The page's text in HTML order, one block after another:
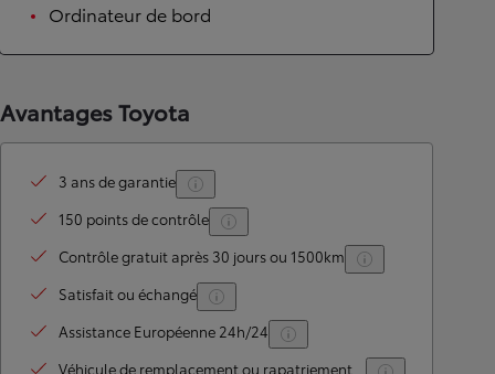
Ordinateur de bord
Avantages Toyota
3 ans de garantie
150 points de contrôle
Contrôle gratuit après 30 jours ou 1500km
Satisfait ou échangé
Assistance Européenne 24h/24
Véhicule de remplacement ou rapatriement